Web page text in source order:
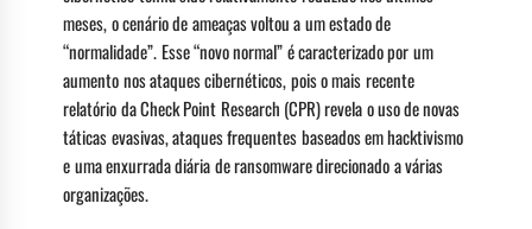
meses, o cenário de ameaças voltou a um estado de
“normalidade”. Esse “novo normal” é caracterizado por um
aumento nos ataques cibernéticos, pois o mais recente
relatório da Check Point Research (CPR) revela o uso de novas
táticas evasivas, ataques frequentes baseados em hacktivismo
e uma enxurrada diária de ransomware direcionado a várias
organizações.